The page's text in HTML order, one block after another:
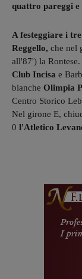
quattro pareggi
A festeggiare i
Reggello, che nel
all'87') la
Club Incisa e
bianche Olimpia
Centro Storico
Nel girone E,
0 l'Atletico